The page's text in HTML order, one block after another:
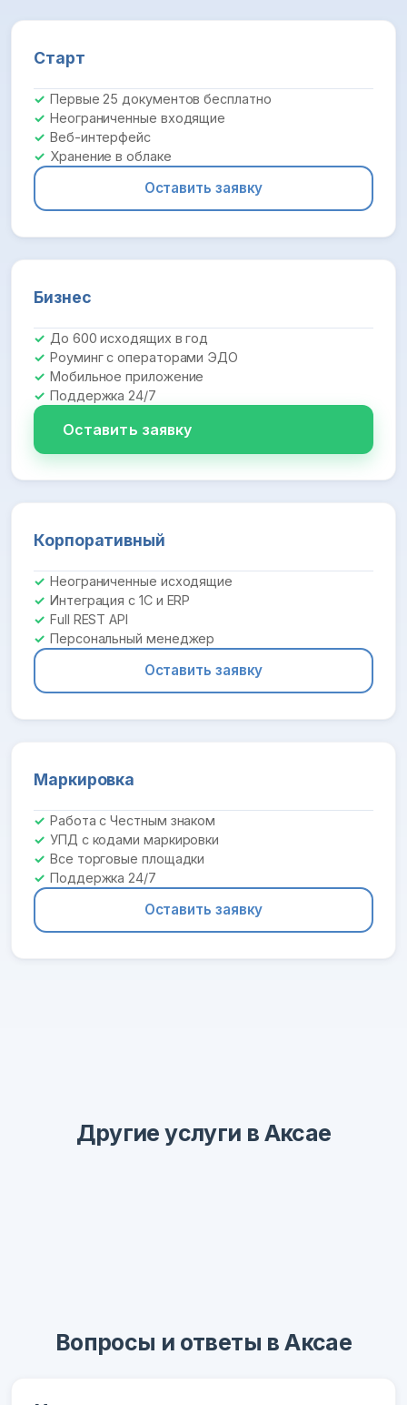
Старт
Первые 25 документов бесплатно
Неограниченные входящие
Веб-интерфейс
Хранение в облаке
Оставить заявку
Бизнес
До 600 исходящих в год
Роуминг с операторами ЭДО
Мобильное приложение
Поддержка 24/7
Оставить заявку
Корпоративный
Неограниченные исходящие
Интеграция с 1С и ERP
Full REST API
Персональный менеджер
Оставить заявку
Маркировка
Работа с Честным знаком
УПД с кодами маркировки
Все торговые площадки
Поддержка 24/7
Оставить заявку
Другие услуги в Аксае
Вопросы и ответы в Аксае